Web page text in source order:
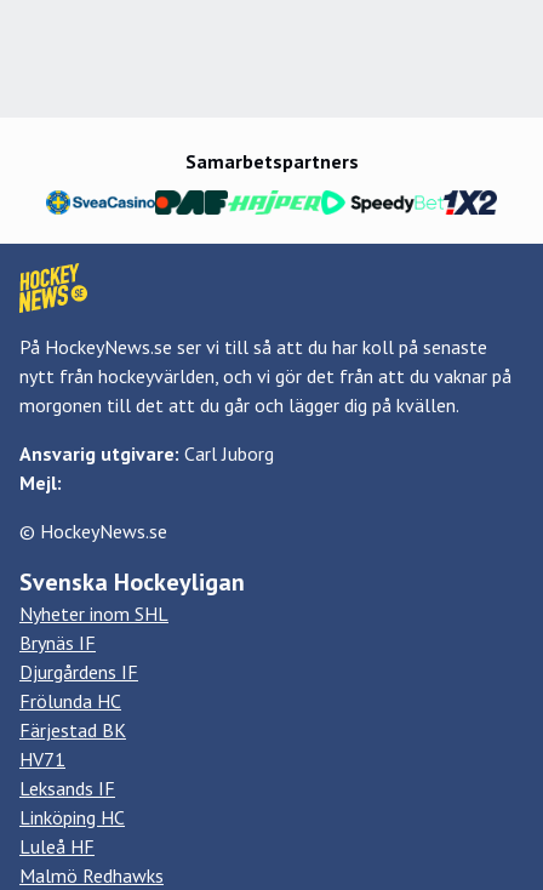
Samarbetspartners
På HockeyNews.se ser vi till så att du har koll på senaste
nytt från hockeyvärlden, och vi gör det från att du vaknar på
morgonen till det att du går och lägger dig på kvällen.
Ansvarig utgivare: Carl Juborg
Mejl:
© HockeyNews.se
Svenska Hockeyligan
Nyheter inom SHL
Brynäs IF
Djurgårdens IF
Frölunda HC
Färjestad BK
HV71
Leksands IF
Linköping HC
Luleå HF
Malmö Redhawks